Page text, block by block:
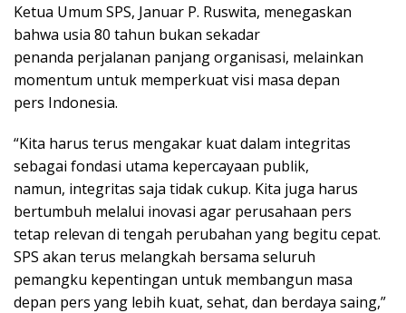
Ketua Umum SPS, Januar P. Ruswita, menegaskan
bahwa usia 80 tahun bukan sekadar
penanda perjalanan panjang organisasi, melainkan
momentum untuk memperkuat visi masa depan
pers Indonesia.
“Kita harus terus mengakar kuat dalam integritas
sebagai fondasi utama kepercayaan publik,
namun, integritas saja tidak cukup. Kita juga harus
bertumbuh melalui inovasi agar perusahaan pers
tetap relevan di tengah perubahan yang begitu cepat.
SPS akan terus melangkah bersama seluruh
pemangku kepentingan untuk membangun masa
depan pers yang lebih kuat, sehat, dan berdaya saing,”